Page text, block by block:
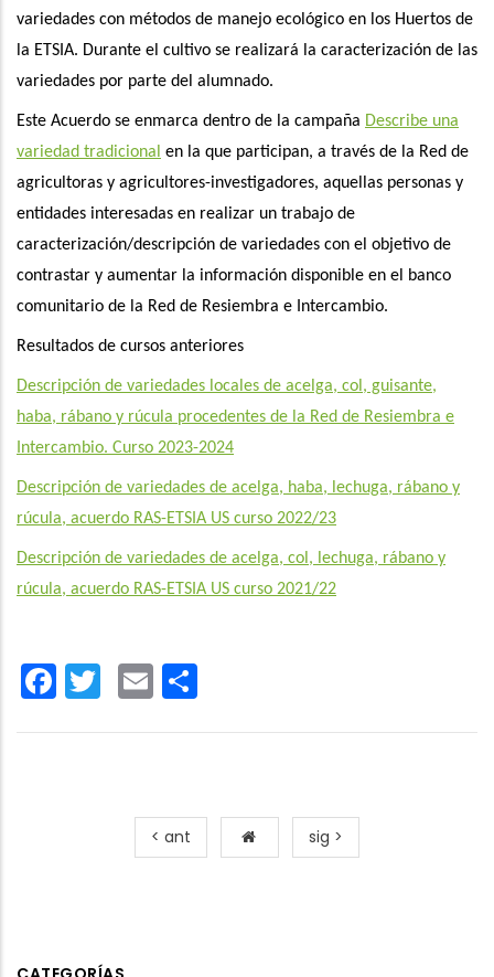
variedades con métodos de manejo ecológico en los Huertos de
la ETSIA. Durante el cultivo se realizará la caracterización de las
variedades por parte del alumnado.
Este Acuerdo se enmarca dentro de la campaña Describe una
variedad tradicional en la que participan, a través de la Red de
agricultoras y agricultores-investigadores, aquellas personas y
entidades interesadas en realizar un trabajo de
caracterización/descripción de variedades con el objetivo de
contrastar y aumentar la información disponible en el banco
comunitario de la Red de Resiembra e Intercambio.
Resultados de cursos anteriores
Descripción de variedades locales de acelga, col, guisante,
haba, rábano y rúcula procedentes de la Red de Resiembra e
Intercambio. Curso 2023-2024
Descripción de variedades de acelga, haba, lechuga, rábano y
rúcula, acuerdo RAS-ETSIA US curso 2022/23
Descripción de variedades de acelga, col, lechuga, rábano y
rúcula, acuerdo RAS-ETSIA US curso 2021/22
Facebook
Twitter
Email
< ant sig >